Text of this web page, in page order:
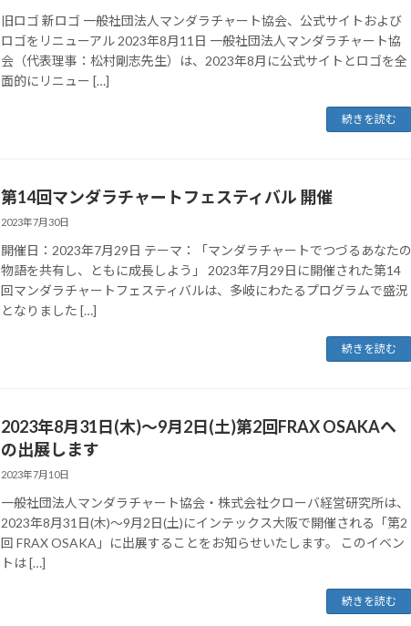
旧ロゴ 新ロゴ 一般社団法人マンダラチャート協会、公式サイトおよび
ロゴをリニューアル 2023年8月11日 一般社団法人マンダラチャート協
会（代表理事：松村剛志先生）は、2023年8月に公式サイトとロゴを全
面的にリニュー […]
続きを読む
第14回マンダラチャートフェスティバル 開催
2023年7月30日
開催日：2023年7月29日 テーマ：「マンダラチャートでつづるあなたの
物語を共有し、ともに成長しよう」 2023年7月29日に開催された第14
回マンダラチャートフェスティバルは、多岐にわたるプログラムで盛況
となりました […]
続きを読む
2023年8月31日(木)～9月2日(土)第2回FRAX OSAKAへ
の出展します
2023年7月10日
一般社団法人マンダラチャート協会・株式会社クローバ経営研究所は、
2023年8月31日(木)～9月2日(土)にインテックス大阪で開催される「第2
回 FRAX OSAKA」に出展することをお知らせいたします。 このイベン
トは […]
続きを読む